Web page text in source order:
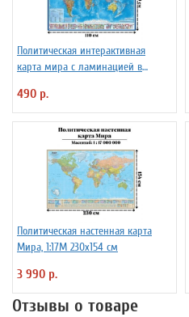
Политическая интерактивная
карта мира с ламинацией в
490 р.
Политическая настенная карта
Мира, 1:17М 230х154 см
3 990 р.
Отзывы о товаре